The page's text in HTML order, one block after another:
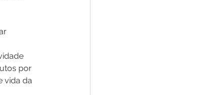
por
vida da